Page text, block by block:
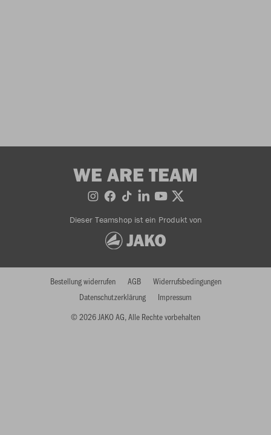
WE ARE TEAM
Dieser Teamshop ist ein Produkt von
© 2026 JAKO AG, Alle Rechte vorbehalten
Bestellung widerrufen AGB
Widerrufsbedingungen
Datenschutzerklärung
Impressum